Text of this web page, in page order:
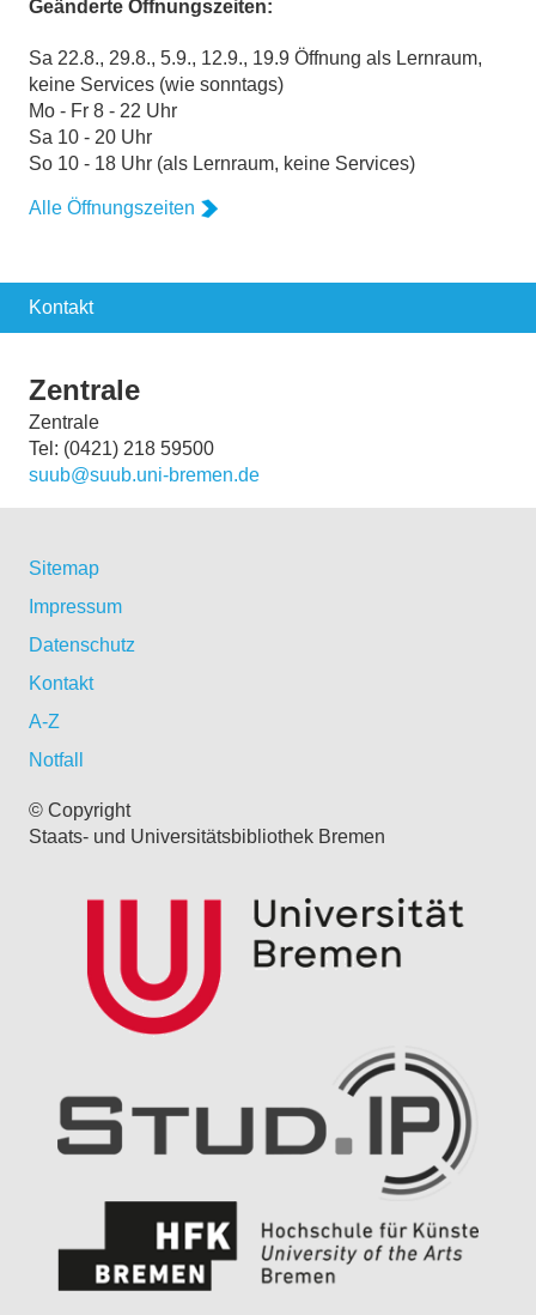
Geänderte Öffnungszeiten:
Sa 22.8., 29.8., 5.9., 12.9., 19.9 Öffnung als Lernraum,
keine Services (wie sonntags)
Mo - Fr 8 - 22 Uhr
Sa 10 - 20 Uhr
So 10 - 18 Uhr (als Lernraum, keine Services)
Alle Öffnungszeiten
Kontakt
Zentrale
Zentrale
Tel: (0421) 218 59500
suub@suub.uni-bremen.de
Sitemap
Impressum
Datenschutz
Kontakt
A-Z
Notfall
© Copyright
Staats- und Universitätsbibliothek Bremen